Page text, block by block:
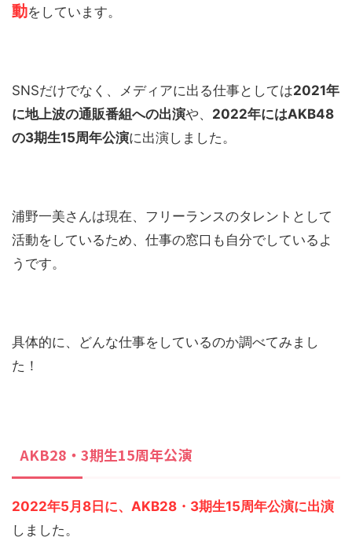
動をしています。
SNSだけでなく、メディアに出る仕事としては2021年
に地上波の通販番組への出演や、 2022年にはAKB48
の3期生15周年公演に出演しました。
浦野一美さんは現在、フリーランスのタレントとして
活動をしているため、仕事の窓口も自分でしているよ
うです。
具体的に、どんな仕事をしているのか調べてみまし
た！
AKB28・3期生15周年公演
2022年5月8日に、AKB28・3期生15周年公演に出演
しました。